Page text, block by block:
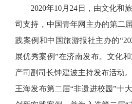
2020年10月24日，由文化和
司支持，中国青年网主办的第二
践案例和中国旅游报社主办的
展优秀案例”在济南发布。文化
产司副司长钟建波主持发布活动
王海发布第二届“非遗进校园”十